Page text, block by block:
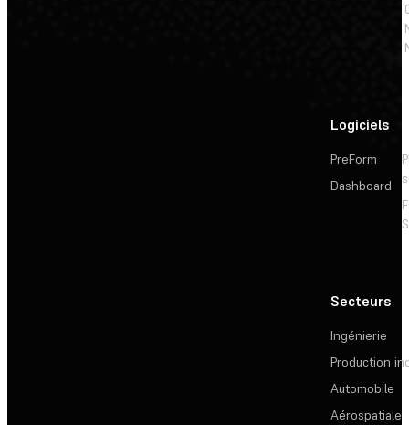
Logiciels
PreForm
Dashboard
Secteurs
Ingénierie
Production
Automobile
Aérospatiale